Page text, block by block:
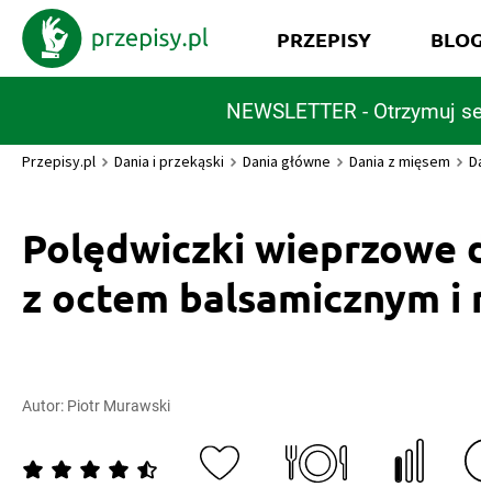
NEWSLETTER - Otrzymuj
PRZEPISY
Przepisy.pl Dania i przekąski Dania główne Dania z mięsem
Polędwiczki wieprzowe
z octem balsamicznym i
Autor: Piotr Murawski